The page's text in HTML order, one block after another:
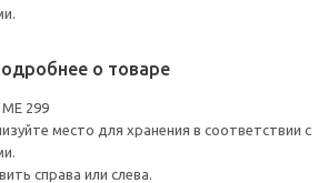
о товаре
299
место для хранения в соответствии с
справа или слева.